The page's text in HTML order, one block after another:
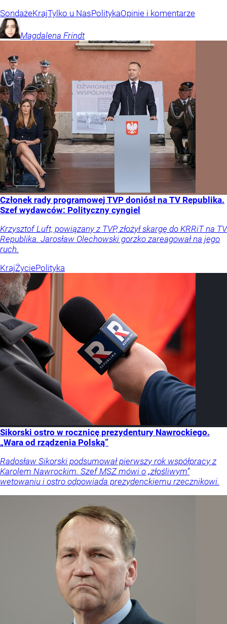
SondażeKrajTylko u NasPolitykaOpinie i komentarze
Magdalena Frindt
Członek rady programowej TVP doniósł na TV Republika.
Szef wydawców: Polityczny cyngiel
Krzysztof Luft, powiązany z TVP, złożył skargę do KRRiT na TV
Republika. Jarosław Olechowski gorzko zareagował na jego
ruch.
KrajŻyciePolityka
Sikorski ostro w rocznicę prezydentury Nawrockiego.
„Wara od rządzenia Polską”
Radosław Sikorski podsumował pierwszy rok współpracy z
Karolem Nawrockim. Szef MSZ mówi o „złośliwym”
wetowaniu i ostro odpowiada prezydenckiemu rzecznikowi.